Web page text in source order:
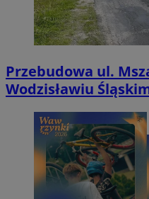
Przebudowa ul.
Wodzisławiu